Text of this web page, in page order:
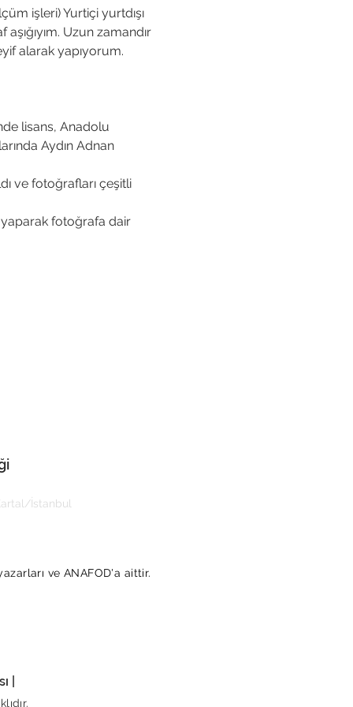
işleri) Yurtiçi yurtdışı
Uzun zamandır
alarak yapıyorum.
lisans, Anadolu
Aydın Adnan
ve fotoğrafları çeşitli
fotoğrafa dair
İstanbul
ve ANAFOD'a aittir.
|